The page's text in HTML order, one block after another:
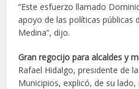
“Este esfuerzo llamado
apoyo de las políticas públicas
Medina”, dijo.
Gran regocijo para alcaldes y
Rafael Hidalgo, presidente de
Municipios, explicó, de su